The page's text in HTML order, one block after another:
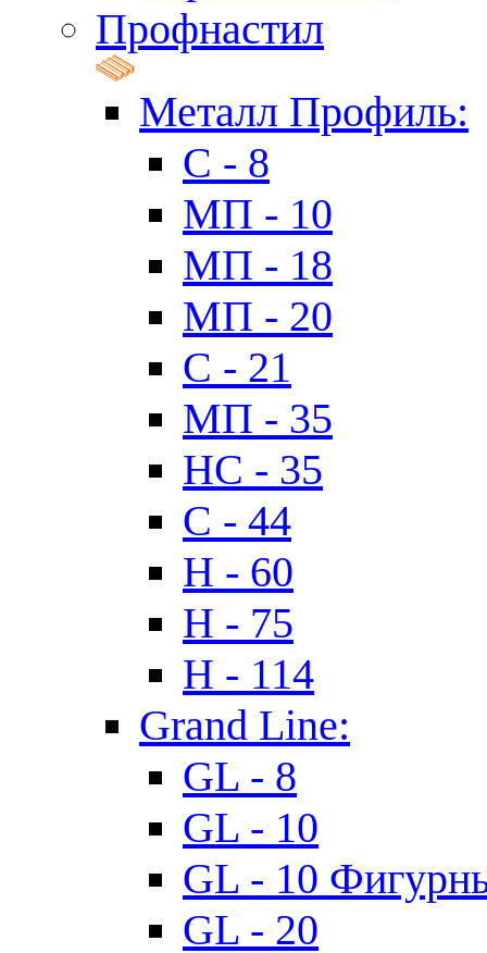
Профнастил
Металл Профиль:
C - 8
МП - 10
МП - 18
МП - 20
C - 21
МП - 35
HC - 35
C - 44
H - 60
H - 75
H - 114
Grand Line:
GL - 8
GL - 10
GL - 10
GL - 20